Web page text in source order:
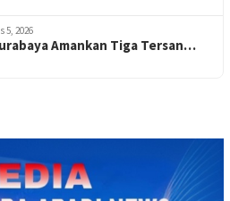
5, 2026
Amankan Tiga Tersan…